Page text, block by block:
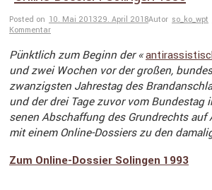
Posted on 10. Mai 201329. April 2018Autor so_ko_wpt
Kommentar
Pünkt­lich zum Beginn der «
und zwei Wochen vor der großen,
zwanzigsten Jahrestag des
und der drei Tage zuvor vom
senen Abschaf­fung des Grund­rechts auf
mit einem Online-Dossiers zu den
Zum Online-Dossier Solingen 1993